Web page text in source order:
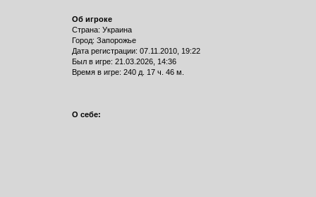
Об игроке
Страна: Украина
Город: Запорожье
Дата регистрации: 07.11.2010, 19:22
Был в игре: 21.03.2026, 14:36
Время в игре: 240 д. 17 ч. 46 м.
О себе: